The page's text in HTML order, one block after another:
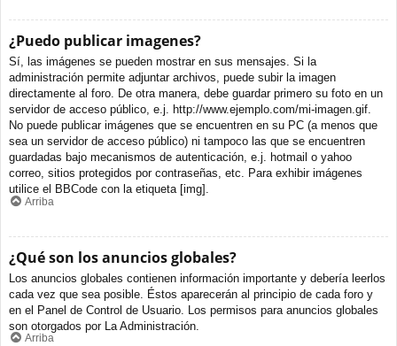
¿Puedo publicar imagenes?
Sí, las imágenes se pueden mostrar en sus mensajes. Si la
administración permite adjuntar archivos, puede subir la imagen
directamente al foro. De otra manera, debe guardar primero su foto en un
servidor de acceso público, e.j. http://www.ejemplo.com/mi-imagen.gif.
No puede publicar imágenes que se encuentren en su PC (a menos que
sea un servidor de acceso público) ni tampoco las que se encuentren
guardadas bajo mecanismos de autenticación, e.j. hotmail o yahoo
correo, sitios protegidos por contraseñas, etc. Para exhibir imágenes
utilice el BBCode con la etiqueta [img].
Arriba
¿Qué son los anuncios globales?
Los anuncios globales contienen información importante y debería leerlos
cada vez que sea posible. Éstos aparecerán al principio de cada foro y
en el Panel de Control de Usuario. Los permisos para anuncios globales
son otorgados por La Administración.
Arriba